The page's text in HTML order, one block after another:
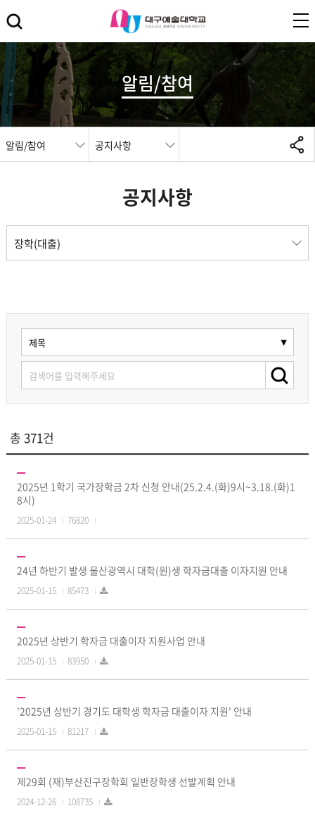
알림/참여
알림/참여 공지사항
공지사항
장학(대출)
총 371건
2025년 1학기 국가장학금 2차 신청 안내(25.2.4.(화)9시~3.18.(화)1
8시)
2025-01-24 76820
24년 하반기 발생 울산광역시 대학(원)생 학자금대출 이자지원 안내
2025-01-15 85473
2025년 상반기 학자금 대출이자 지원사업 안내
2025-01-15 83950
'2025년 상반기 경기도 대학생 학자금 대출이자 지원' 안내
2025-01-15 81217
제29회 (재)부산진구장학회 일반장학생 선발계획 안내
2024-12-26 108735